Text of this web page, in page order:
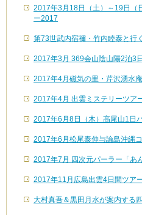
2017年3月18日（土）～19日（
ー2017
第73世武内宿禰・竹内睦泰と行
2017年3月 369会山陰山陽2泊3
2017年4月磁気の里・芹沢湧水
2017年4月 出雲ミステリーツア
2017年6月8日（木）高尾山1日
2017年6月松尾泰伸与論島沖縄
2017年7月 四次元パーラー「あ
2017年11月広島出雲4日間ツア
大村真吾＆黒田月水が案内する